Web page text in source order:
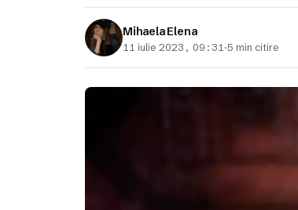
Mihaela Elena
11 iulie 2023, 09:31 ·5 min citire